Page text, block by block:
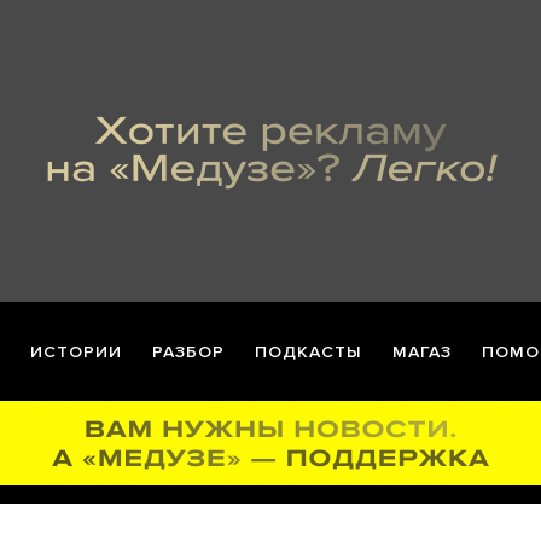
ИСТОРИИ РАЗБОР ПОДКАСТЫ МАГАЗ